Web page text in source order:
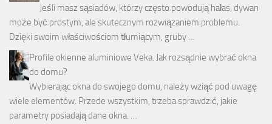
Jeśli masz sąsiadów, którzy często powodują hałas, dywan
może być prostym, ale skutecznym rozwiązaniem problemu.
Dzięki swoim właściwościom tłumiącym, gruby …
Profile okienne aluminiowe Veka. Jak rozsądnie wybrać okna
do domu?
Wybierając okna do swojego domu, należy wziąć pod uwagę
wiele elementów. Przede wszystkim, trzeba sprawdzić, jakie
parametry posiadają dane okna. …